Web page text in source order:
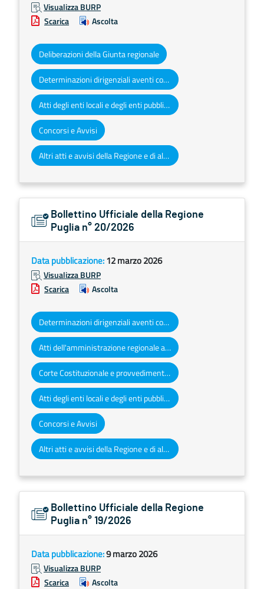
Visualizza BURP
Scarica
Ascolta
Deliberazioni della Giunta regionale
Determinazioni dirigenziali aventi contenuto di interesse generale
Atti degli enti locali e degli enti pubblici e privati
Concorsi e Avvisi
Altri atti e avvisi della Regione e di altri enti pubblici che interessano la collettività regionale
Bollettino Ufficiale della Regione
Puglia n° 20/2026
Data pubblicazione:12 marzo 2026
Visualizza BURP
Scarica
Ascolta
Determinazioni dirigenziali aventi contenuto di interesse generale
Atti dell'amministrazione regionale ad obbligo di pubblicazione
Corte Costituzionale e provvedimenti organi giurisdizionali
Atti degli enti locali e degli enti pubblici e privati
Concorsi e Avvisi
Altri atti e avvisi della Regione e di altri enti pubblici che interessano la collettività regionale
Bollettino Ufficiale della Regione
Puglia n° 19/2026
Data pubblicazione:9 marzo 2026
Visualizza BURP
Scarica
Ascolta